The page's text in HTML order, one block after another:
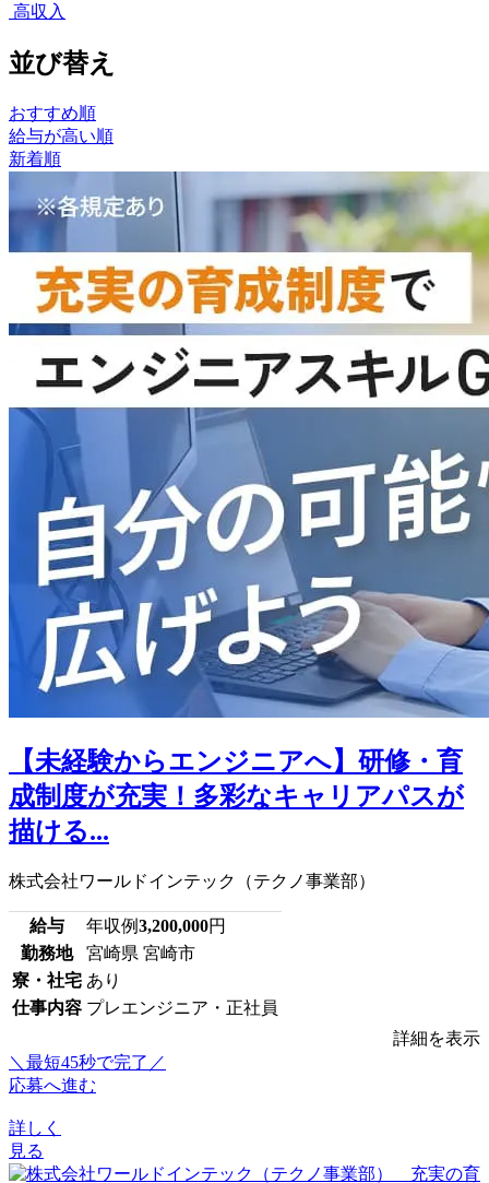
高収入
並び替え
おすすめ順
給与が高い順
新着順
【未経験からエンジニアへ】研修・育
成制度が充実！多彩なキャリアパスが
描ける...
株式会社ワールドインテック（テクノ事業部）
給与 年収例3,200,000円
勤務地
宮崎県 宮崎市
寮・社宅 あり
仕事内容 プレエンジニア・正社員
詳細を表示
＼最短45秒で完了／
応募へ進む
詳しく
見る